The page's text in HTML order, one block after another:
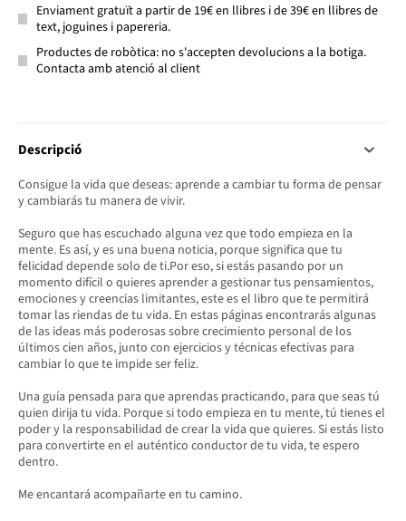
Enviament gratuït a partir de 19€ en llibres i de 39€ en llibres de
text, joguines i papereria.
Productes de robòtica: no s'accepten devolucions a la botiga.
Contacta amb atenció al client
Descripció
Consigue la vida que deseas: aprende a cambiar tu forma de pensar
y cambiarás tu manera de vivir.
Seguro que has escuchado alguna vez que todo empieza en la
mente. Es así, y es una buena noticia, porque significa que tu
felicidad depende solo de ti.Por eso, si estás pasando por un
momento difícil o quieres aprender a gestionar tus pensamientos,
emociones y creencias limitantes, este es el libro que te permitirá
tomar las riendas de tu vida. En estas páginas encontrarás algunas
de las ideas más poderosas sobre crecimiento personal de los
últimos cien años, junto con ejercicios y técnicas efectivas para
cambiar lo que te impide ser feliz.
Una guía pensada para que aprendas practicando, para que seas tú
quien dirija tu vida. Porque si todo empieza en tu mente, tú tienes el
poder y la responsabilidad de crear la vida que quieres. Si estás listo
para convertirte en el auténtico conductor de tu vida, te espero
dentro.
Me encantará acompañarte en tu camino.